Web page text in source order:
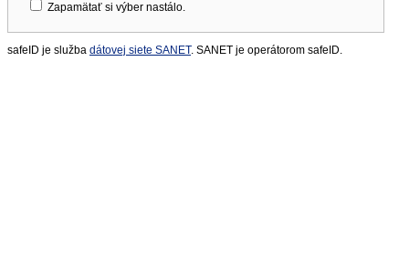
Zapamätať si výber nastálo.
safeID je služba dátovej siete SANET. SANET je operátorom safeID.